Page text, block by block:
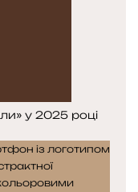
у 2025 році